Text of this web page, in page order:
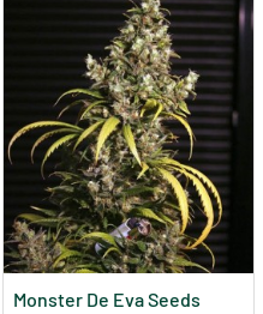
Monster De Eva Seeds